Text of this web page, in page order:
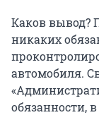
Каков вывод?
никаких
автомобиля.
обязанности,